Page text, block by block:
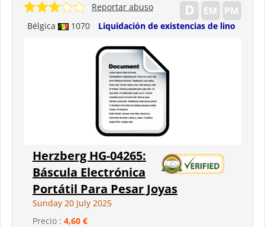
Bélgica 1070 Liquidación de existencias de lino
Reportar abuso
Herzberg HG-04265:
Báscula Electrónica
Portátil Para Pesar Joyas
Sunday 20 July 2025
Precio : 4,60 €